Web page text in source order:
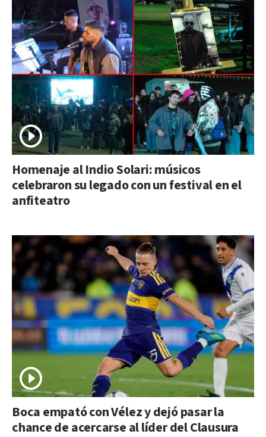
Homenaje al Indio Solari: músicos
celebraron su legado con un festival en el
anfiteatro
Boca empató con Vélez y dejó pasar la
chance de acercarse al líder del Clausura